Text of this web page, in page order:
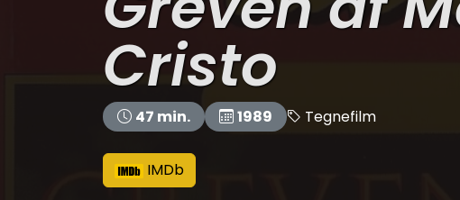
Cristo
47 min. 1989 Tegnefilm
IMDb